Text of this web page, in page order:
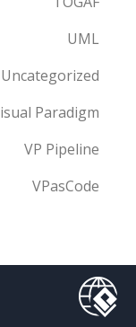
UML
Uncategorized
Visual Paradigm
VP Pipeline
VPasCode